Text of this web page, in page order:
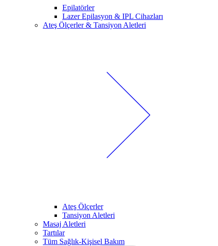
Epilatörler
Lazer Epilasyon & IPL Cihazları
Ateş Ölçerler & Tansiyon Aletleri
Ateş Ölçerler
Tansiyon Aletleri
Masaj Aletleri
Tartılar
Tüm Sağlık-Kişisel Bakım